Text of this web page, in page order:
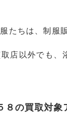
たちは、制服
店以外でも
８の買取対象